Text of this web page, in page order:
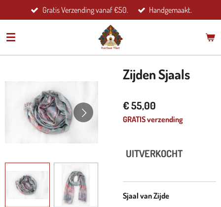
direct
naar
hoofdinhoud
Gratis Verzending vanaf €50. Handgemaakt.
Zijden Sjaals
€ 55,00
GRATIS verzending
UITVERKOCHT
Sjaal van Zijde